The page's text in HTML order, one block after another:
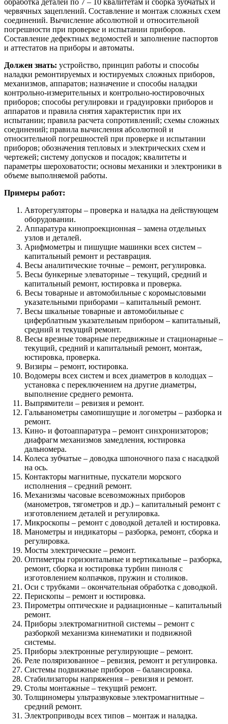
червячных зацеплений. Составление и монтаж сложных схем
соединений. Вычисление абсолютной и относительной
погрешности при проверке и испытании приборов.
Составление дефектных ведомостей и заполнение паспортов
и аттестатов на приборы и автоматы.
Должен знать: устройство, принцип работы и способы
наладки ремонтируемых и юстируемых сложных приборов,
механизмов, аппаратов; назначение и способы наладки
контрольно-измерительных и контрольно-юстировочных
приборов; способы регулировки и градуировки приборов и
аппаратов и правила снятия характеристик при их
испытании; правила расчета сопротивлений; схемы сложных
соединений; правила вычисления абсолютной и
относительной погрешностей при проверке и испытании
приборов; обозначения тепловых и электрических схем и
чертежей; систему допусков и посадок; квалитеты и
параметры шероховатости; основы механики и электроники в
объеме выполняемой работы.
Примеры работ:
Авторегуляторы – проверка и наладка на действующем
оборудовании.
Аппаратура кинопроекционная – замена отдельных
узлов и деталей.
Арифмометры и пишущие машинки всех систем –
капитальный ремонт и реставрация.
Весы аналитические точные – ремонт, регулировка.
Весы бункерные элеваторные – текущий, средний и
капитальный ремонт, юстировка и проверка.
Весы товарные и автомобильные с коромысловыми
указательными приборами – капитальный ремонт.
Весы шкальные товарные и автомобильные с
циферблатным указательным прибором – капитальный,
средний и текущий ремонт.
Весы врезные товарные передвижные и стационарные –
текущий, средний и капитальный ремонт, монтаж,
юстировка, проверка.
Визиры – ремонт, юстировка.
Водомеры всех систем и всех диаметров в колодцах –
установка с переключением на другие диаметры,
выполнение среднего ремонта.
Выпрямители – ревизия и ремонт.
Гальванометры самопишущие и логометры – разборка и
ремонт.
Кино- и фотоаппаратура – ремонт синхронизаторов;
диафрагм механизмов замедления, юстировка
дальномера.
Колеса зубчатые – доводка шпоночного паза с насадкой
на ось.
Контакторы магнитные, пускатели морского
исполнения – средний ремонт.
Механизмы часовые всевозможных приборов
(манометров, тягометров и др.) – капитальный ремонт с
изготовлением деталей и регулировка.
Микроскопы – ремонт с доводкой деталей и юстировка.
Манометры и индикаторы – разборка, ремонт, сборка и
регулировка.
Мосты электрические – ремонт.
Оптиметры горизонтальные и вертикальные – разборка,
ремонт, сборка и юстировка турбин пиноля с
изготовлением колпачков, пружин и столиков.
Оси с трубками – окончательная обработка с доводкой.
Перископы – ремонт и юстировка.
Пирометры оптические и радиационные – капитальный
ремонт.
Приборы электромагнитной системы – ремонт с
разборкой механизма кинематики и подвижной
системы.
Приборы электронные регулирующие – ремонт.
Реле поляризованное – ревизия, ремонт и регулировка.
Системы подвижные приборов – балансировка.
Стабилизаторы напряжения – ревизия и ремонт.
Столы монтажные – текущий ремонт.
Толщиномеры ультразвуковые электромагнитные –
средний ремонт.
Электроприводы всех типов – монтаж и наладка.